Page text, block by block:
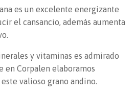
es un excelente energizante
el cansancio, además aumenta
y vitaminas es admirado
en Corpalen elaboramos
valioso grano andino.